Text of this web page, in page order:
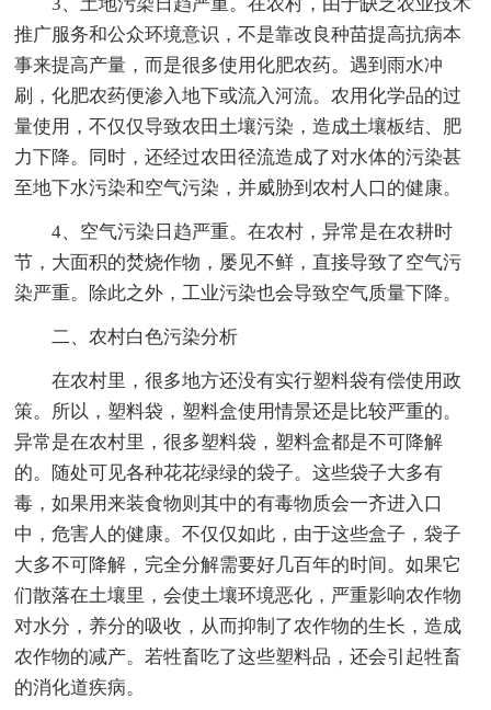
3、土地污染日趋严重。在农村，由于缺乏农业技术
推广服务和公众环境意识，不是靠改良种苗提高抗病本
事来提高产量，而是很多使用化肥农药。遇到雨水冲
刷，化肥农药便渗入地下或流入河流。农用化学品的过
量使用，不仅仅导致农田土壤污染，造成土壤板结、肥
力下降。同时，还经过农田径流造成了对水体的污染甚
至地下水污染和空气污染，并威胁到农村人口的健康。
4、空气污染日趋严重。在农村，异常是在农耕时
节，大面积的焚烧作物，屡见不鲜，直接导致了空气污
染严重。除此之外，工业污染也会导致空气质量下降。
二、农村白色污染分析
在农村里，很多地方还没有实行塑料袋有偿使用政
策。所以，塑料袋，塑料盒使用情景还是比较严重的。
异常是在农村里，很多塑料袋，塑料盒都是不可降解
的。随处可见各种花花绿绿的袋子。这些袋子大多有
毒，如果用来装食物则其中的有毒物质会一齐进入口
中，危害人的健康。不仅仅如此，由于这些盒子，袋子
大多不可降解，完全分解需要好几百年的时间。如果它
们散落在土壤里，会使土壤环境恶化，严重影响农作物
对水分，养分的吸收，从而抑制了农作物的生长，造成
农作物的减产。若牲畜吃了这些塑料品，还会引起牲畜
的消化道疾病。